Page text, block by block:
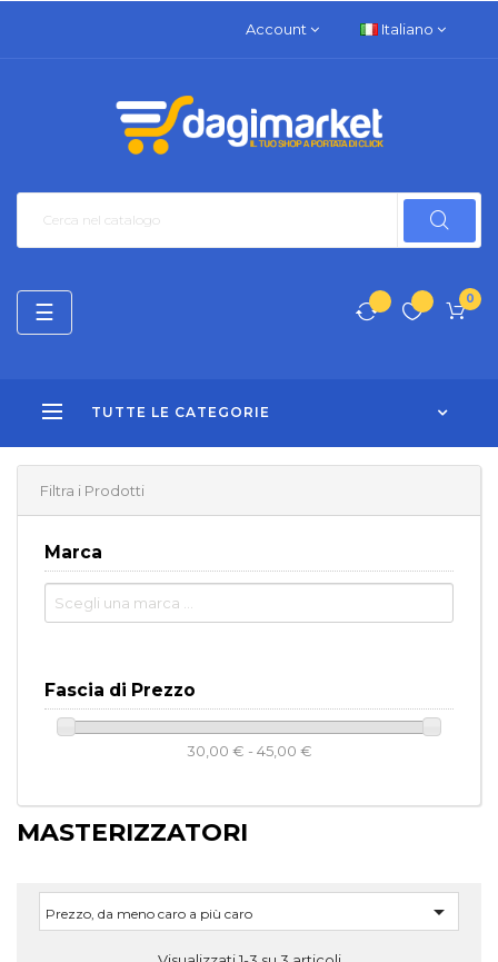
Account Italiano
0
TUTTE LE CATEGORIE
navigazione
Toggle
☰
Filtra i Prodotti
Marca
Fascia di Prezzo
30,00 € - 45,00 €
MASTERIZZATORI
Prezzo, da meno caro a più caro 